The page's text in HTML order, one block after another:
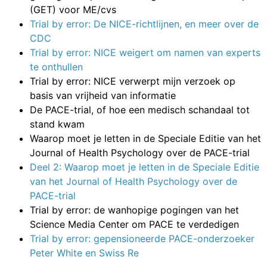
(GET) voor ME/cvs
Trial by error: De NICE-richtlijnen, en meer over de
CDC
Trial by error: NICE weigert om namen van experts
te onthullen
Trial by error: NICE verwerpt mijn verzoek op
basis van vrijheid van informatie
De PACE-trial, of hoe een medisch schandaal tot
stand kwam
Waarop moet je letten in de Speciale Editie van het
Journal of Health Psychology over de PACE-trial
Deel 2: Waarop moet je letten in de Speciale Editie
van het Journal of Health Psychology over de
PACE-trial
Trial by error: de wanhopige pogingen van het
Science Media Center om PACE te verdedigen
Trial by error: gepensioneerde PACE-onderzoeker
Peter White en Swiss Re